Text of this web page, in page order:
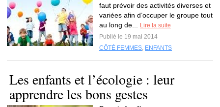
faut prévoir des activités diverses et
variées afin d’occuper le groupe tout
au long de...
Lire la suite
Publié le 19 mai 2014
CÔTÉ FEMMES, ENFANTS
Les enfants et l’écologie : leur
apprendre les bons gestes